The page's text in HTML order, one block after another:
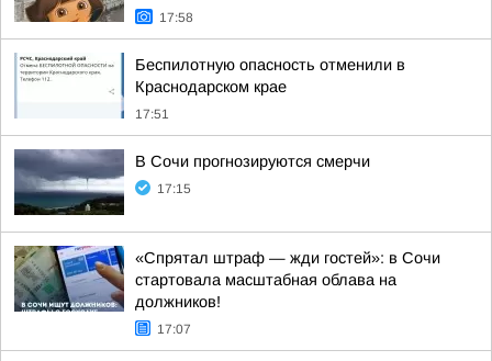
17:58
Беспилотную опасность отменили в
Краснодарском крае
17:51
В Сочи прогнозируются смерчи
17:15
«Спрятал штраф — жди гостей»: в Сочи
стартовала масштабная облава на
должников!
17:07